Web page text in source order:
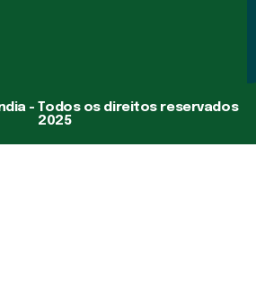
- Todos os direitos reservados
2025